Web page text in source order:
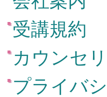
受講規約
カウンセ
プライバ